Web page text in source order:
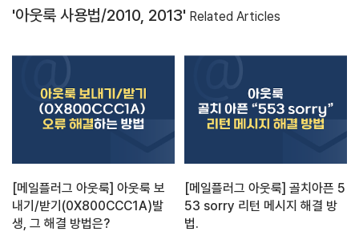
'아웃룩 사용법/2010, 2013' Related Articles
[메일플러그 아웃룩] 아웃룩 보
내기/받기(0X800CCC1A)발
생, 그 해결 방법은?
[메일플러그 아웃룩] 골치아픈 5
53 sorry 리턴 메시지 해결 방
법.